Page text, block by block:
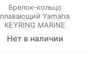
Брелок-кольцо
плавающий Yamaha
KEYRING MARINE
Нет в наличии